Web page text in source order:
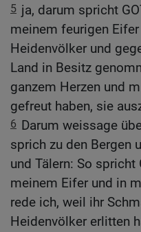
5 ja, darum spricht
meinem feurigen
Heidenvölker und
Land in Besitz
ganzem Herzen und
gefreut haben, sie
6 Darum weissage
sprich zu den Bergen
und Tälern: So spricht
meinem Eifer und in
rede ich, weil ihr
Heidenvölker erlitten